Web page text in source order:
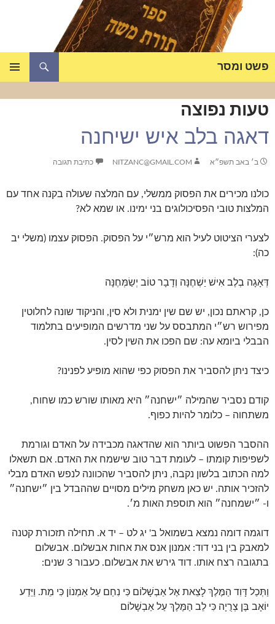
פשט ומסר
טעות נפוצה
דאגה בלב איש ישיחנה
ב׳ באב תשפ״א NITZANC@GMAIL.COM כתיבת תגובה
כולנו מכירים את הפסוק ממשלי, עם המלצה שעולה בקנה אחד עם
המלצות טובי הפסיכולוגים בני ימינו. או שמא לא?
לצערי הציטוט לעיל הוא מרש״י על הפסוק. הפסוק עצמו (משלי יב
כה):
דְּאָגָה בְלֶב אִישׁ יַשְׁחֶנָּה וְדָבָר טוֹב יְשַׂמְּחֶנָּה
כן, קראתם נכון, יש שם שין ימנית ולא סין, והניקוד שונה לחלוטין
מפירוש רש״י המתבסס על שני מדרשים המופיעים בתלמוד
הבבלי ביומא עה: שם הפכו את השין לסין.
כיצד ניתן להסביר את הפסוק כפי שהוא מופיע לפנינו?
קודם נסביר שהמילה ״ישחנה״ היא מאותו שורש כמו שחוח,
משתחוה – כלומר להיות כפוף.
ההסבר הפשוט ביותר הוא שהדאגה מכבידה על האדם וגורמת
לשפיפות קומתו – לעומת דבר טוב שישמח את האדם. אם תשאלו
למה הכתוב בלשון נקבה, ניתן להסביר שהכוונה לנפש האדם מבלי
להזכיר אותה. יש כאן משחק מילים מסויים שההבדל בין ״ישחנה״
ו- ״ישמחנה״ הוא תוספת האות מ׳.
דוגמה דומה נמצא בשמואל ב' יג לט – יד א. תחילה תזכורת קטנה
למאבק בין בני דוד: אמנון אנס את אחות אבשלום. אבשלום
בתגובה רצח אותו. דוד גירש את אבשלום. כעבור 3 שנים:
וַתְּכַל דָּוִד הַמֶּלֶךְ לָצֵאת אֶל אַבְשָׁלוֹם כִּי נִחַם עַל אַמְנוֹן כִּי מֵת. וַיֵּדַע
יוֹאָב בֶּן צְרֻיָה כִּי לֵב הַמֶּלֶךְ עַל אַבְשָׁלוֹם